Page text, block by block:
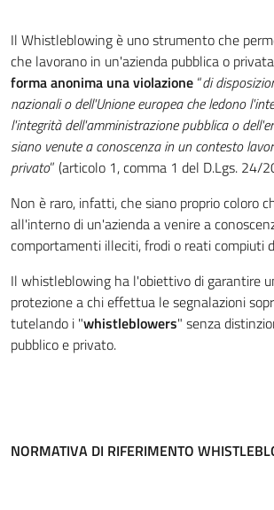
Il Whistleblowing è uno strumento che
che lavorano in un'azienda pubblica o
forma anonima una violazione “di
nazionali o dell'Unione europea che ledono
l'integrità dell'amministrazione pubblica o
siano venute a conoscenza in un contesto
privato” (articolo 1, comma 1 del D.Lgs. 24/
Non è raro, infatti, che siano proprio coloro
all'interno di un'azienda a venire a
comportamenti illeciti, frodi o reati compiuti
Il whistleblowing ha l'obiettivo di garantire
protezione a chi effettua le segnalazioni
tutelando i "whistleblowers" senza
pubblico e privato.
NORMATIVA DI RIFERIMENTO